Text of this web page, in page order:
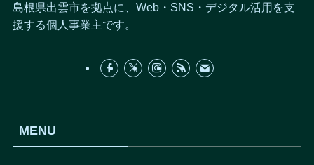
島根県出雲市を拠点に、Web・SNS・デジタル活用を支
援する個人事業主です。
MENU